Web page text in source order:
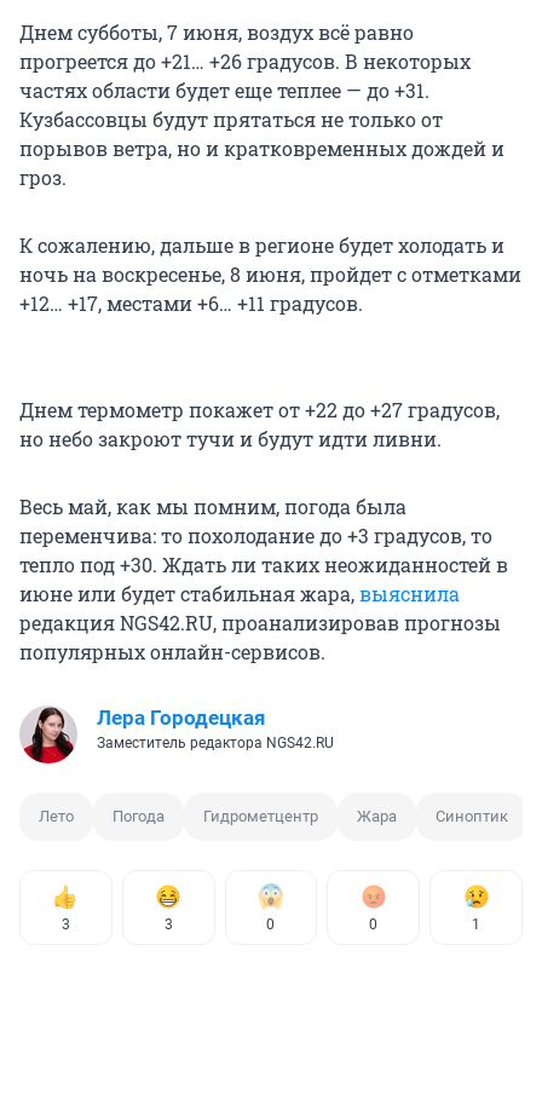
Днем субботы, 7 июня, воздух всё равно
прогреется до +21… +26 градусов. В некоторых
частях области будет еще теплее — до +31.
Кузбассовцы будут прятаться не только от
порывов ветра, но и кратковременных дождей и
гроз.
К сожалению, дальше в регионе будет холодать и
ночь на воскресенье, 8 июня, пройдет с отметками
+12… +17, местами +6… +11 градусов.
Днем термометр покажет от +22 до +27 градусов,
но небо закроют тучи и будут идти ливни.
Весь май, как мы помним, погода была
переменчива: то похолодание до +3 градусов, то
тепло под +30. Ждать ли таких неожиданностей в
июне или будет стабильная жара,выяснила
редакция NGS42.RU, проанализировав прогнозы
популярных онлайн-сервисов.
Лера Городецкая
Заместитель редактора NGS42.RU
Лето Погода Гидрометцентр Жара Синоптик
3 3 0 0 1